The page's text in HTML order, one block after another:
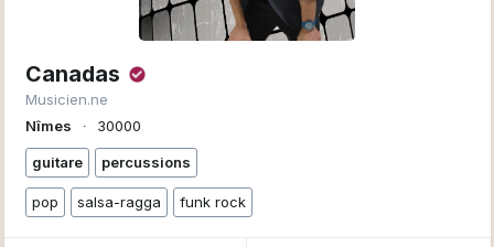
Canadas
Musicien.ne
Nîmes
∙ 30000
guitare percussions
pop salsa-ragga funk rock